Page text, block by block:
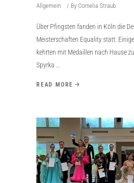
Allgemein By Cornelia Straub
Über Pfingsten fanden in Köln die
Meisterschaften Equality statt.
kehrten mit Medaillen nach Hause
Spyrka
READ MORE